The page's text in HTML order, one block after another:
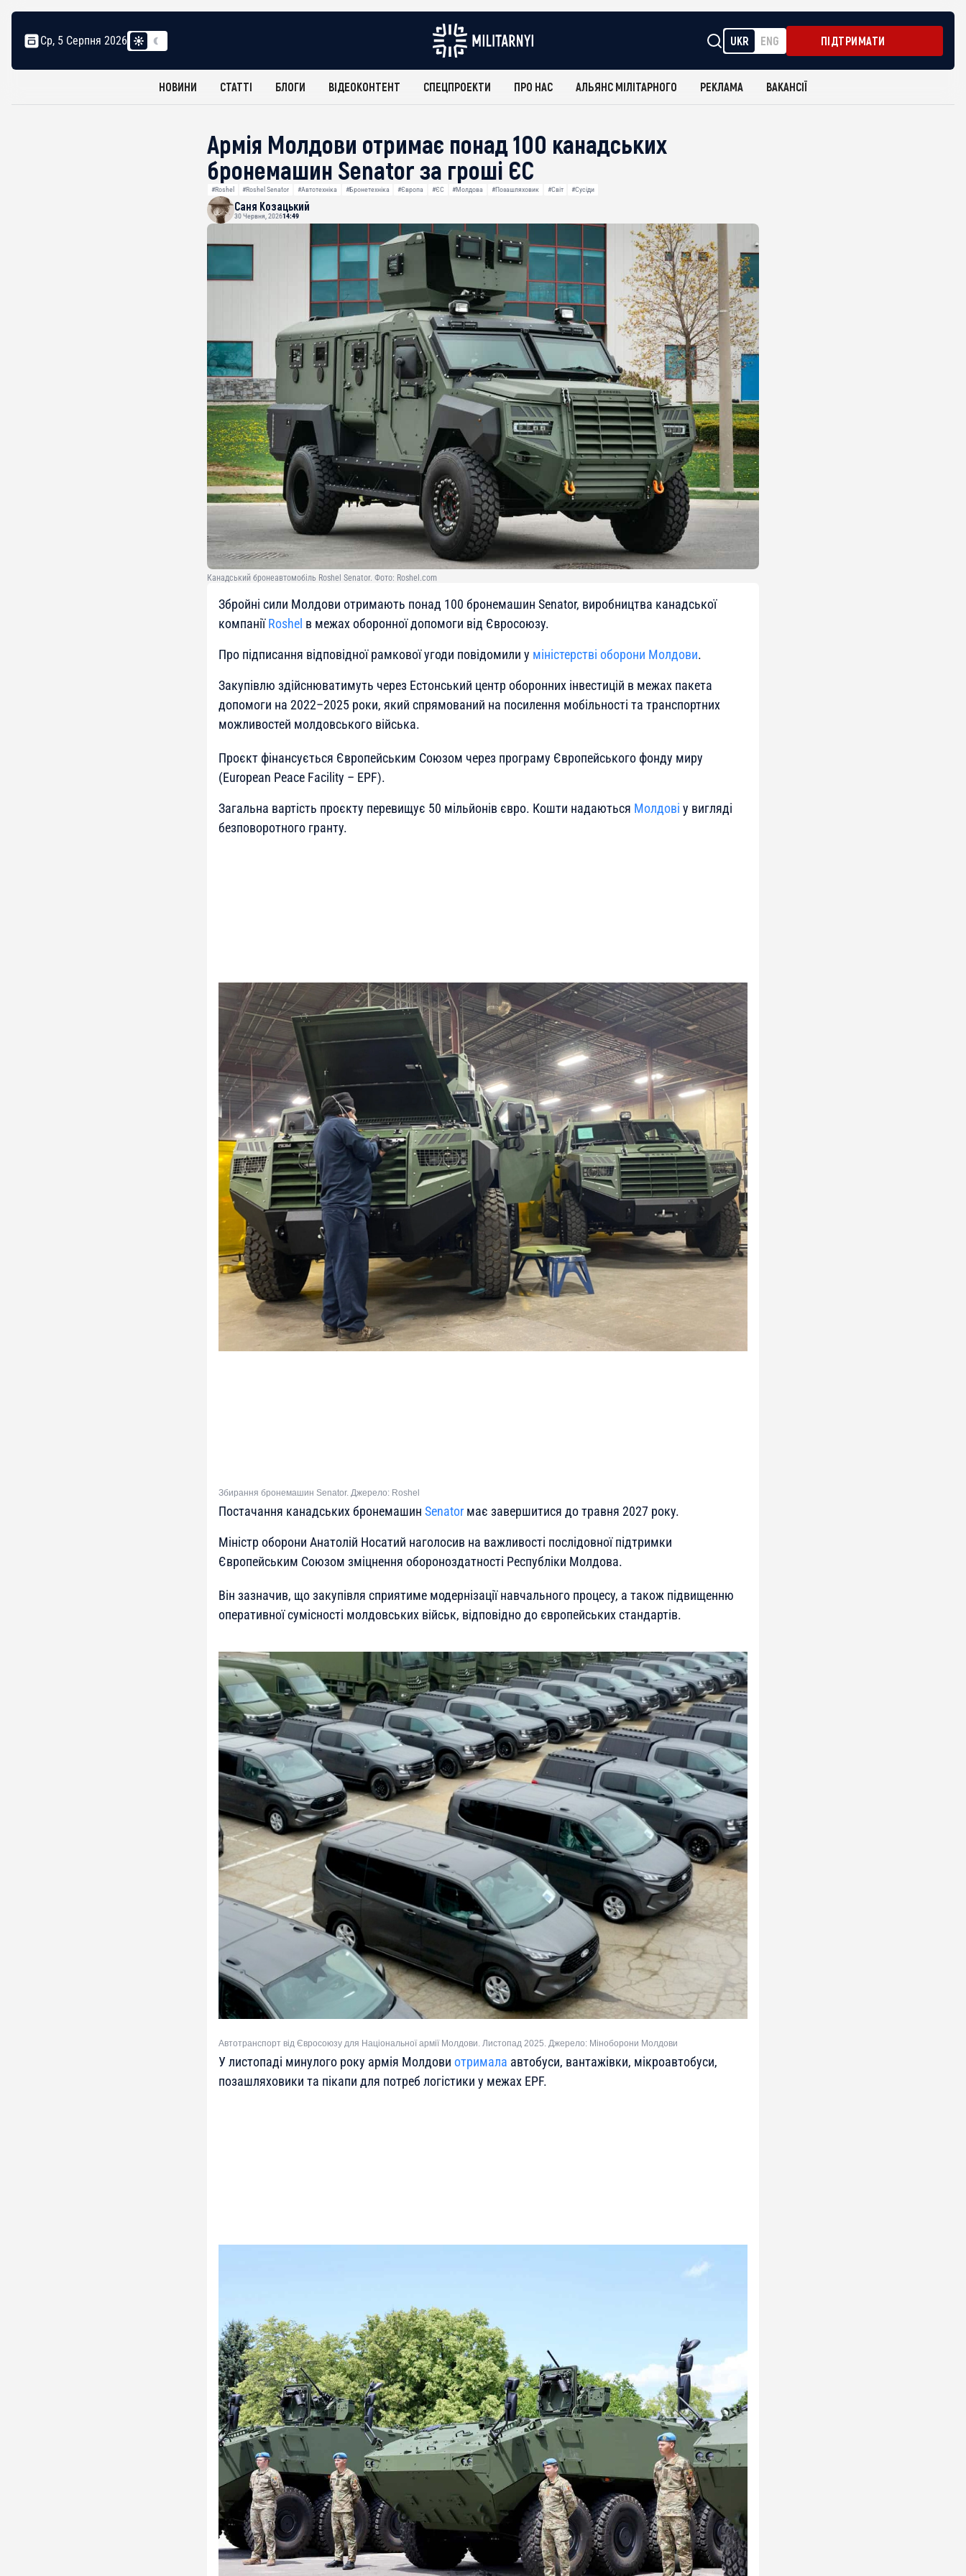
Ср, 5 Серпня 2026 UKR ENG ПІДТРИМАТИ
НОВИНИ СТАТТІ БЛОГИ ВІДЕОКОНТЕНТ СПЕЦПРОЕКТИ ПРО НАС АЛЬЯНС МІЛІТАРНОГО РЕКЛАМА ВАКАНСІЇ
Армія Молдови отримає понад 100 канадських
бронемашин Senator за гроші ЄС
#Roshel #Roshel Senator #Автотехніка #Бронетехніка #Європа #ЄС #Молдова #Позашляховик #Світ #Сусіди
Саня Козацький
30 Червня, 202614:49
Канадський бронеавтомобіль Roshel Senator. Фото: Roshel.com
Збройні сили Молдови отримають понад 100 бронемашин Senator, виробництва канадської
компаніїRoshel в межах оборонної допомоги від Євросоюзу.
Про підписання відповідної рамкової угоди повідомили у міністерстві оборони Молдови.
Закупівлю здійснюватимуть через Естонський центр оборонних інвестицій в межах пакета
допомоги на 2022–2025 роки, який спрямований на посилення мобільності та транспортних
можливостей молдовського війська.
Проєкт фінансується Європейським Союзом через програму Європейського фонду миру
(European Peace Facility – EPF).
Загальна вартість проєкту перевищує 50 мільйонів євро. Кошти надаються Молдові у вигляді
безповоротного гранту.
Збирання бронемашин Senator. Джерело: Roshel
Постачання канадських бронемашин Senator має завершитися до травня 2027 року.
Міністр оборони Анатолій Носатий наголосив на важливості послідовної підтримки
Європейським Союзом зміцнення обороноздатності Республіки Молдова.
Він зазначив, що закупівля сприятиме модернізації навчального процесу, а також підвищенню
оперативної сумісності молдовських військ, відповідно до європейських стандартів.
Автотранспорт від Євросоюзу для Національної армії Молдови. Листопад 2025. Джерело: Міноборони Молдови
У листопаді минулого року армія Молдови отримала автобуси, вантажівки, мікроавтобуси,
позашляховики та пікапи для потреб логістики у межах EPF.